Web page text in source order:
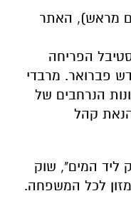
בתיאום מראש), האתר
הפריחה
פברואר. מרבדי
הנרחבים של
קהל
ליד המים", שוק
ומזון לכל המשפחה.